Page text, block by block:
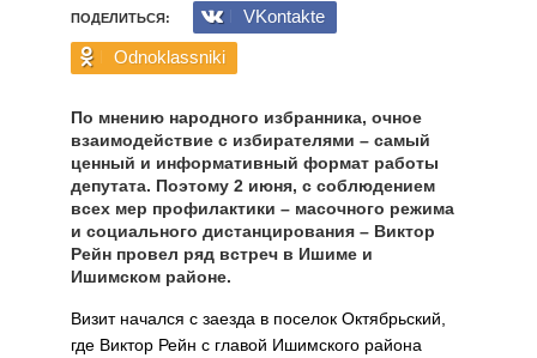
ПОДЕЛИТЬСЯ:
VKontakte
Odnoklassniki
По мнению народного избранника, очное
взаимодействие с избирателями – самый
ценный и информативный формат работы
депутата. Поэтому 2 июня, с соблюдением
всех мер профилактики – масочного режима
и социального дистанцирования – Виктор
Рейн провел ряд встреч в Ишиме и
Ишимском районе.
Визит начался с заезда в поселок Октябрьский,
где Виктор Рейн с главой Ишимского района